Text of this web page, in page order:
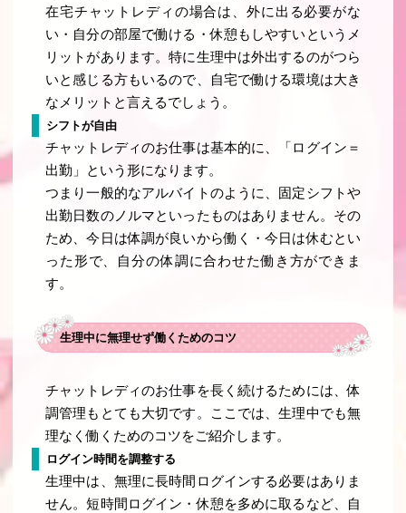
在宅チャットレディの場合は、外に出る必要がな
い・自分の部屋で働ける・休憩もしやすいというメ
リットがあります。特に生理中は外出するのがつら
いと感じる方もいるので、自宅で働ける環境は大き
なメリットと言えるでしょう。
シフトが自由
チャットレディのお仕事は基本的に、「ログイン＝
出勤」という形になります。
つまり一般的なアルバイトのように、固定シフトや
出勤日数のノルマといったものはありません。その
ため、今日は体調が良いから働く・今日は休むとい
った形で、自分の体調に合わせた働き方ができま
す。
生理中に無理せず働くためのコツ
チャットレディのお仕事を長く続けるためには、体
調管理もとても大切です。ここでは、生理中でも無
理なく働くためのコツをご紹介します。
ログイン時間を調整する
生理中は、無理に長時間ログインする必要はありま
せん。短時間ログイン・休憩を多めに取るなど、自